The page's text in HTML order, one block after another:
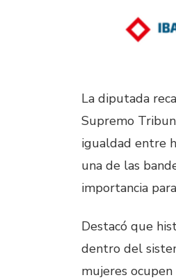
La diputada
Supremo
igualdad entre
una de las
importancia
Destacó que
dentro del
mujeres